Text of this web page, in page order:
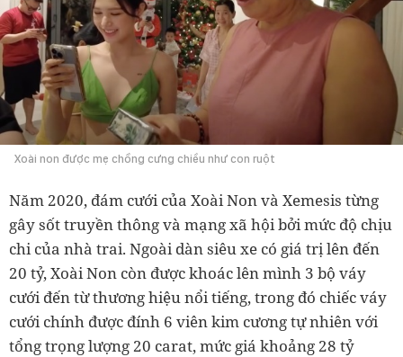
Xoài non được mẹ chồng cưng chiều như con ruột
Năm 2020, đám cưới của Xoài Non và Xemesis từng
gây sốt truyền thông và mạng xã hội bởi mức độ chịu
chi của nhà trai. Ngoài dàn siêu xe có giá trị lên đến
20 tỷ, Xoài Non còn được khoác lên mình 3 bộ váy
cưới đến từ thương hiệu nổi tiếng, trong đó chiếc váy
cưới chính được đính 6 viên kim cương tự nhiên với
tổng trọng lượng 20 carat, mức giá khoảng 28 tỷ